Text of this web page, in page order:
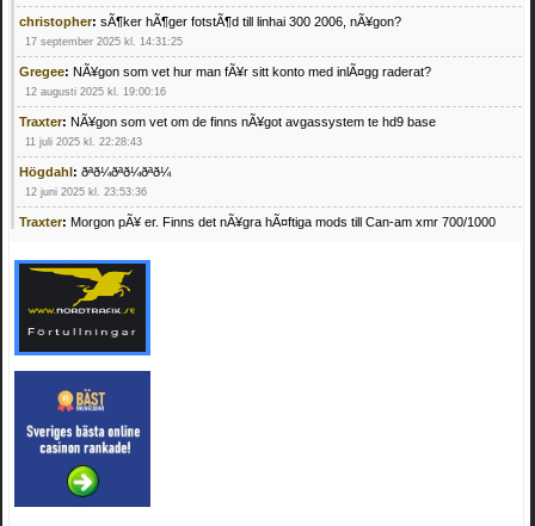
christopher: sÃ¶ker hÃ¶ger fotstÃ¶d till linhai 300 2006, nÃ¥gon?
17 september 2025 kl. 14:31:25
Gregee: NÃ¥gon som vet hur man fÃ¥r sitt konto med inlÃ¤gg raderat?
12 augusti 2025 kl. 19:00:16
Traxter: NÃ¥gon som vet om de finns nÃ¥got avgassystem te hd9 base
11 juli 2025 kl. 22:28:43
Högdahl : ðªð¼ðªð¼ðªð¼
12 juni 2025 kl. 23:53:36
Traxter: Morgon pÃ¥ er. Finns det nÃ¥gra hÃ¤ftiga mods till Can-am xmr 700/1000
Mrhandsome:SÃ¶ker defekta/trasiga fyrhjulingar. Jag betalar bra och du kan nÃ¥ mig
pÃ¥ 0709955029 eller hv.alexandersson@gmail.com ifall du har en som du vill sÃ¤lja
mvh Hugo
21 februari 2025 kl. 09:25:52
4 februari 2025 kl. 19:20:50
Oscar5:44
4 februari 2025 kl. 19:15:36
Greger59:NÃ¤gon som vet har en Cetek 500 EFI
15 januari 2025 kl. 23:49:44